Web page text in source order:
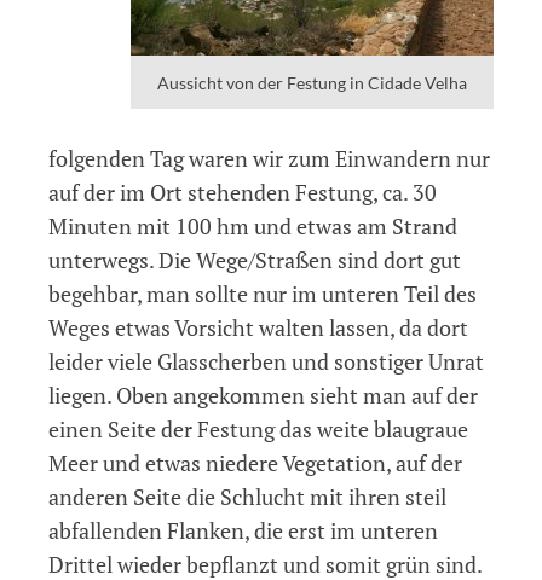
Aussicht von der Festung in Cidade Velha
folgenden Tag waren wir zum Einwandern nur
auf der im Ort stehenden Festung, ca. 30
Minuten mit 100 hm und etwas am Strand
unterwegs. Die Wege/Straßen sind dort gut
begehbar, man sollte nur im unteren Teil des
Weges etwas Vorsicht walten lassen, da dort
leider viele Glasscherben und sonstiger Unrat
liegen. Oben angekommen sieht man auf der
einen Seite der Festung das weite blaugraue
Meer und etwas niedere Vegetation, auf der
anderen Seite die Schlucht mit ihren steil
abfallenden Flanken, die erst im unteren
Drittel wieder bepflanzt und somit grün sind.